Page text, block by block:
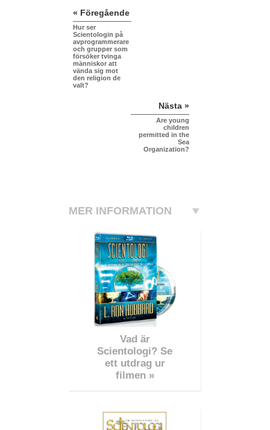
« Föregående
Hur ser
Scientologin på
avprogrammerare
och grupper som
försöker tvinga
människor att
vända sig mot
den religion de
valt?
Nästa »
Are young
children
permitted in the
Sea
Organization?
MER INFORMATION
Vad är
Scientologi? Se
ett utdrag ur
filmen »